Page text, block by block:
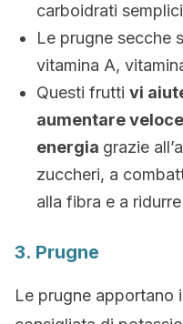
carboidrati
Le prugne secche
vitamina A,
Questi frutti vi
aumentare
energia grazie
zuccheri, a
alla fibra e a
3. Prugne
Le prugne apportano